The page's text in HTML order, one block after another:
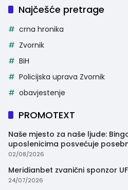
Najčešće pretrage
crna hronika
Zvornik
BiH
Policijska uprava Zvornik
obavjestenje
PROMOTEXT
Naše mjesto za naše ljude:
uposlenicima posvećuje
trenutak
02/08/2026
Meridianbet zvanični sponzor
24/07/2026